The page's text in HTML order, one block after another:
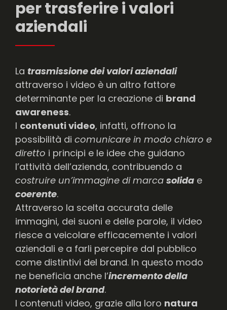
per trasferire i valori
aziendali
La trasmissione dei valori aziendali
attraverso i video è un altro fattore
determinante per la creazione di brand
awareness.
I contenuti video, infatti, offrono la
possibilità di comunicare in modo chiaro e
diretto i principi e le idee che guidano
l’attività dell’azienda, contribuendo a
costruire un’immagine di marca solida e
coerente.
Attraverso la scelta accurata delle
immagini, dei suoni e delle parole, il video
riesce a veicolare efficacemente i valori
aziendali e a farli percepire dal pubblico
come distintivi del brand. In questo modo
ne beneficia anche l’incremento della
notorietà del brand.
I contenuti video, grazie alla loro natura